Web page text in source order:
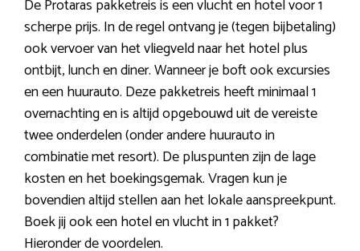
De Protaras pakketreis is een vlucht en hotel voor 1
scherpe prijs. In de regel ontvang je (tegen bijbetaling)
ook vervoer van het vliegveld naar het hotel plus
ontbijt, lunch en diner. Wanneer je boft ook excursies
en een huurauto. Deze pakketreis heeft minimaal 1
overnachting en is altijd opgebouwd uit de vereiste
twee onderdelen (onder andere huurauto in
combinatie met resort). De pluspunten zijn de lage
kosten en het boekingsgemak. Vragen kun je
bovendien altijd stellen aan het lokale aanspreekpunt.
Boek jij ook een hotel en vlucht in 1 pakket?
Hieronder de voordelen.